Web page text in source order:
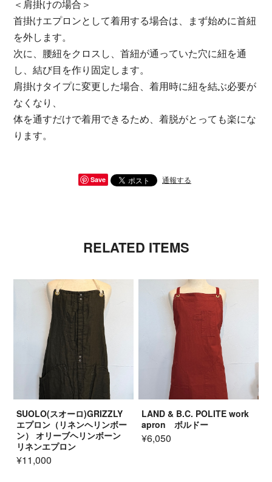
＜肩掛けの場合＞
首掛けエプロンとして着用する場合は、まず始めに首紐
を外します。
次に、腰紐をクロスし、首紐が通っていた穴に紐を通
し、結び目を作り固定します。
肩掛けタイプに変更した場合、着用時に紐を結ぶ必要が
なくなり、
体を通すだけで着用できるため、着脱がとっても楽にな
ります。
Save 通報する
RELATED ITEMS
SUOLO(スオーロ)GRIZZLY
エプロン（リネンヘリンボー
ン） オリーブヘリンボーン
リネンエプロン
¥11,000
LAND & B.C. POLITE work
apron ボルドー
¥6,050